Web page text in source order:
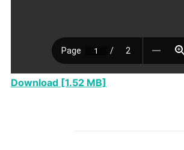
Download [1.52 MB]